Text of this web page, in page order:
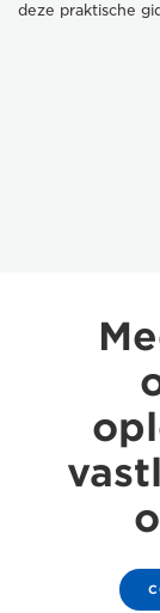
deze praktische